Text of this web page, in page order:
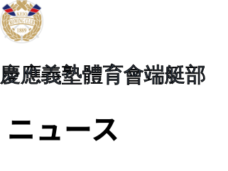
慶應義塾體育會端艇部
ニュース